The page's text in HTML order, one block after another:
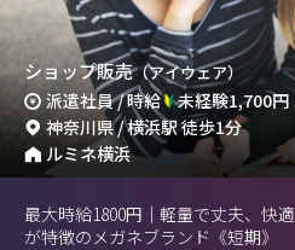
ショップ販売（アイウェア）
派遣社員 / 時給 未経験1,700円
神奈川県 / 横浜駅 徒歩1分
ルミネ横浜
最大時給1800円｜軽量で丈夫、快
が特徴のメガネブランド《短期》